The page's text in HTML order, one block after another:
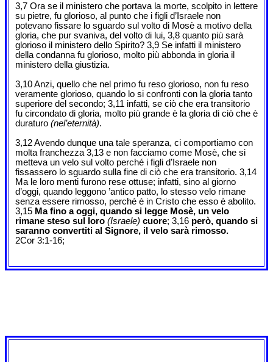
3,7 Ora se il ministero che portava la morte, scolpito in lettere
su pietre, fu glorioso, al punto che i figli d’Israele non
potevano fissare lo sguardo sul volto di Mosè a motivo della
gloria, che pur svaniva, del volto di lui, 3,8 quanto più sarà
glorioso il ministero dello Spirito? 3,9 Se infatti il ministero
della condanna fu glorioso, molto più abbonda in gloria il
ministero della giustizia.
3,10 Anzi, quello che nel primo fu reso glorioso, non fu reso
veramente glorioso, quando lo si confronti con la gloria tanto
superiore del secondo; 3,11 infatti, se ciò che era transitorio
fu circondato di gloria, molto più grande è la gloria di ciò che è
duraturo (nel’eternità).
3,12 Avendo dunque una tale speranza, ci comportiamo con
molta franchezza 3,13 e non facciamo come Mosè, che si
metteva un velo sul volto perché i figli d’Israele non
fissassero lo sguardo sulla fine di ciò che era transitorio. 3,14
Ma le loro menti furono rese ottuse; infatti, sino al giorno
d’oggi, quando leggono ’antico patto, lo stesso velo rimane
senza essere rimosso, perché è in Cristo che esso è abolito.
3,15 Ma fino a oggi, quando si legge Mosè, un velo
rimane steso sul loro (Israele) cuore; 3,16 però, quando si
saranno convertiti al Signore, il velo sarà rimosso.
2Cor 3:1-16;